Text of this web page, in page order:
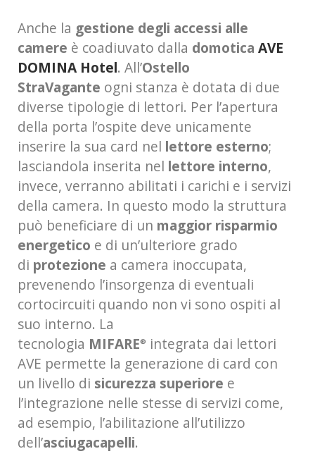
Anche la gestione degli accessi alle
camere è coadiuvato dalla domotica AVE
DOMINA Hotel. All’Ostello
StraVagante ogni stanza è dotata di due
diverse tipologie di lettori. Per l’apertura
della porta l’ospite deve unicamente
inserire la sua card nel lettore esterno;
lasciandola inserita nel lettore interno,
invece, verranno abilitati i carichi e i servizi
della camera. In questo modo la struttura
può beneficiare di un maggior risparmio
energetico e di un’ulteriore grado
di protezione a camera inoccupata,
prevenendo l’insorgenza di eventuali
cortocircuiti quando non vi sono ospiti al
suo interno. La
tecnologia MIFARE®
integrata dai lettori
AVE permette la generazione di card con
un livello di sicurezza superiore e
l’integrazione nelle stesse di servizi come,
ad esempio, l’abilitazione all’utilizzo
dell’asciugacapelli.